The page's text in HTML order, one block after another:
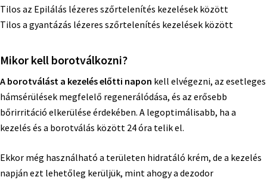
Tilos az Epilálás lézeres szőrtelenítés kezelések között
Tilos a gyantázás lézeres szőrtelenítés kezelések között
Mikor kell borotválkozni?
A borotválást a kezelés előtti napon kell elvégezni, az esetleges
hámsérülések megfelelő regenerálódása, és az erősebb
bőrirritáció elkerülése érdekében. A legoptimálisabb, ha a
kezelés és a borotválás között 24 óra telik el.
Ekkor még használható a területen hidratáló krém, de a kezelés
napján ezt lehetőleg kerüljük, mint ahogy a dezodor